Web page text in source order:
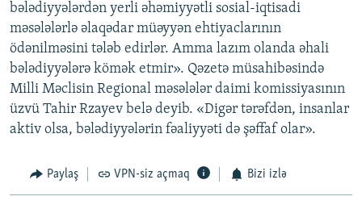
bələdiyyələrdən yerli əhəmiyyətli sosial-iqtisadi
məsələlərlə əlaqədar müəyyən ehtiyaclarının
ödənilməsini tələb edirlər. Amma lazım olanda əhali
bələdiyyələrə kömək etmir». Qəzetə müsahibəsində
Milli Məclisin Regional məsələlər daimi komissiyasının
üzvü Tahir Rzayev belə deyib. «Digər tərəfdən, insanlar
aktiv olsa, bələdiyyələrin fəaliyyəti də şəffaf olar».
Paylaş VPN-siz açmaq Bizi izlə